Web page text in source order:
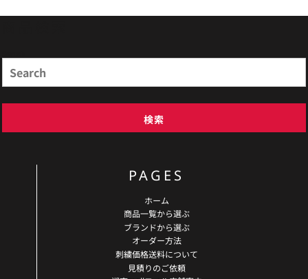
検索
PAGES
ホーム
商品一覧から選ぶ
ブランドから選ぶ
オーダー方法
刺繍価格送料について
見積りのご依頼